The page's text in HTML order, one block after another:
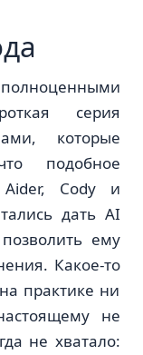
серия
которые
подобное
Aider, Cody и
дать AI
ему
Какое-то
практике ни
не
не хватало: